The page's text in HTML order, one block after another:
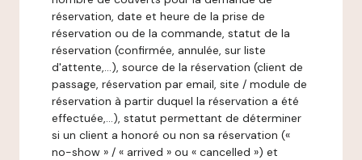
réservation, date et heure de la prise de
réservation ou de la commande, statut de la
réservation (confirmée, annulée, sur liste
d'attente,…), source de la réservation (client de
passage, réservation par email, site / module de
réservation à partir duquel la réservation a été
effectuée,…), statut permettant de déterminer
si un client a honoré ou non sa réservation («
no-show » / « arrived » ou « cancelled ») et